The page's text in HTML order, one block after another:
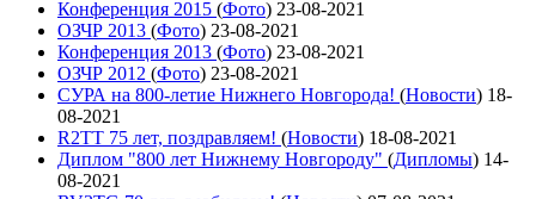
Конференция 2015 (Фото) 23-08-2021
ОЗЧР 2013 (Фото) 23-08-2021
Конференция 2013 (Фото) 23-08-2021
ОЗЧР 2012 (Фото) 23-08-2021
СУРА на 800-летие Нижнего Новгорода! (Новости) 18-
08-2021
R2TT 75 лет, поздравляем! (Новости) 18-08-2021
Диплом "800 лет Нижнему Новгороду" (Дипломы) 14-
08-2021